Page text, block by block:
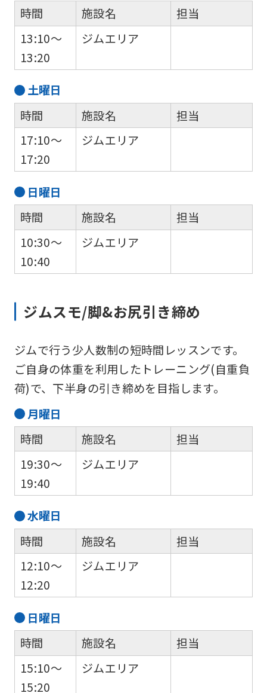
時間
13:10～
13:20
施設名
ジムエリア
担当
土曜日
時間
17:10～
17:20
施設名
ジムエリア
担当
日曜日
時間
10:30～
10:40
施設名
ジムエリア
担当
ジムスモ/脚&お尻引き締め
ジムで行う少人数制の短時間レッスンです。
ご自身の体重を利用したトレーニング(自重負
荷)で、下半身の引き締めを目指します。
月曜日
時間
19:30～
19:40
施設名
ジムエリア
担当
水曜日
時間
12:10～
12:20
施設名
ジムエリア
担当
日曜日
時間
15:10～
15:20
施設名
ジムエリア
担当
the
website
be
mechanically,
so
may
be
accurate
translation.
The
may
from
original
ask
you
understand
this
before